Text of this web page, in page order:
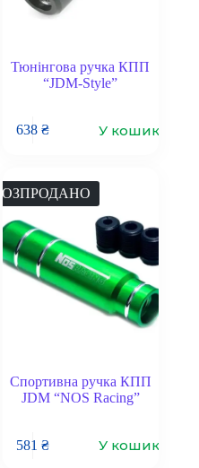
Тюнінгова ручка КПП
“JDM-Style”
638 ₴ У кошик
РОЗПРОДАНО
Спортивна ручка КПП
JDM “NOS Racing”
581 ₴ У кошик